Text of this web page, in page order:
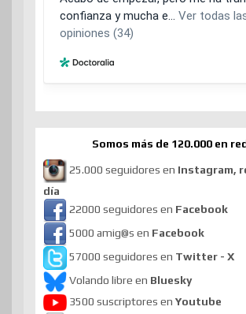
Somos más de 120.000 en
25.000 seguidores en Instagram,
día
22000 seguidores en Facebook
5000 amig@s en Facebook
57000 seguidores en Twitter - X
Volando libre en Bluesky
3500 suscriptores en Youtube